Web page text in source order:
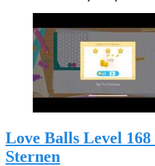
Love Balls Level
Sternen